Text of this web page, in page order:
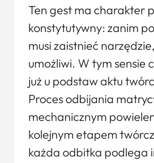
Ten gest ma charakter
konstytutywny: zanim
musi zaistnieć
umożliwi. W tym sensie
już u podstaw aktu
Proces odbijania
mechanicznym
kolejnym etapem
każda odbitka podlega